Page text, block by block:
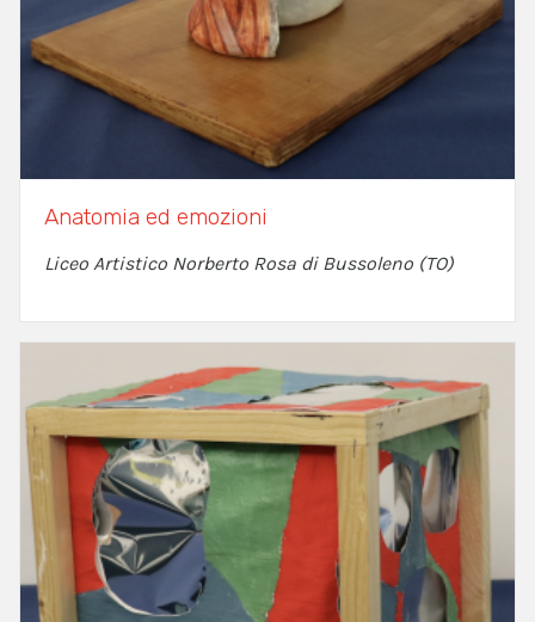
Anatomia ed emozioni
Liceo Artistico Norberto Rosa di Bussoleno (TO)